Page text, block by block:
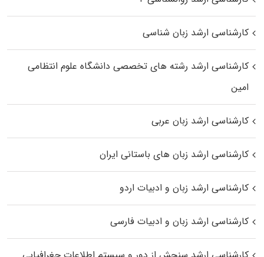
کارشناسی ارشد زبان شناسی
کارشناسی ارشد رﺷﺘﻪ ﻫﺎی تخصصی داﻧﺸﮕﺎه ﻋﻠﻮم انتظامی
اﻣﻴﻦ
کارشناسی ارشد زبان عربی
کارشناسی ارشد زبان‌ های باستانی ایران
کارشناسی ارشد زبان و ادبیات اردو
کارشناسی ارشد زبان و ادبیات فارسی